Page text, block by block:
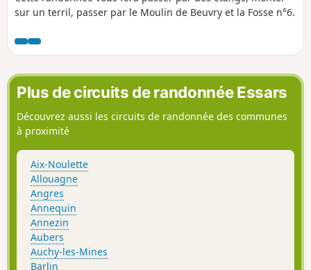
sur un terril, passer par le Moulin de Beuvry et la Fosse n°6.
Plus de circuits de randonnée Essars
Découvrez aussi les circuits de randonnée des communes
à proximité
Aix-Noulette
Allouagne
Angres
Annequin
Annezin
Aubers
Auchy-les-Mines
Barlin